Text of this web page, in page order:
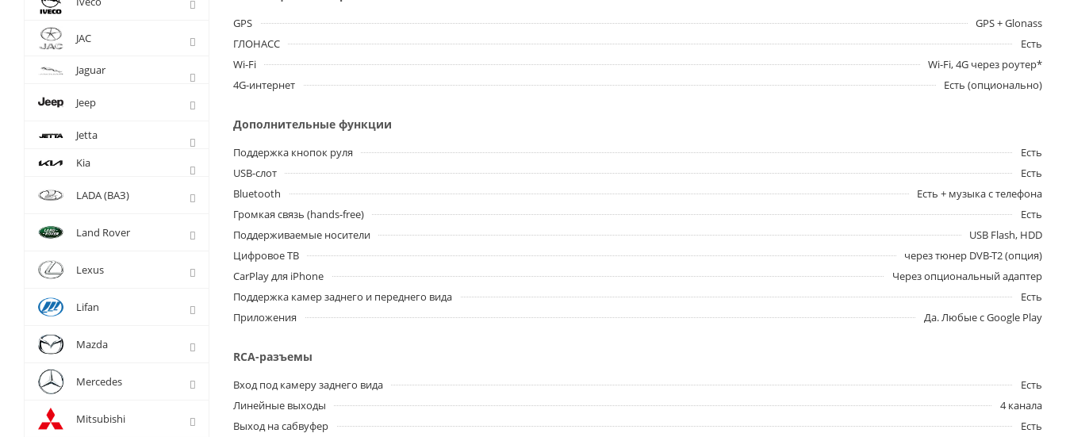
GPS
GPS + Glonass
ГЛОНАСС
Есть
Wi-Fi
Wi-Fi, 4G через роутер*
4G-интернет
Есть (опционально)
Дополнительные функции
Поддержка кнопок руля
Есть
USB-слот
Есть
Bluetooth
Есть + музыка с телефона
Громкая связь (hands-free)
Есть
Поддерживаемые носители
USB Flash, HDD
Цифровое ТВ
через тюнер DVB-T2 (опция)
CarPlay для iPhone
Через опциональный адаптер
Поддержка камер заднего и переднего вида
Есть
Приложения
Да. Любые с Google Play
RCA-разъемы
Вход под камеру заднего вида
Есть
Линейные выходы
4 канала
Выход на сабвуфер
Есть
JAC
Jaguar
Jeep
Jetta
Kia
LADA (ВАЗ)
Land Rover
Lexus
Lifan
Mazda
Mercedes
Mitsubishi